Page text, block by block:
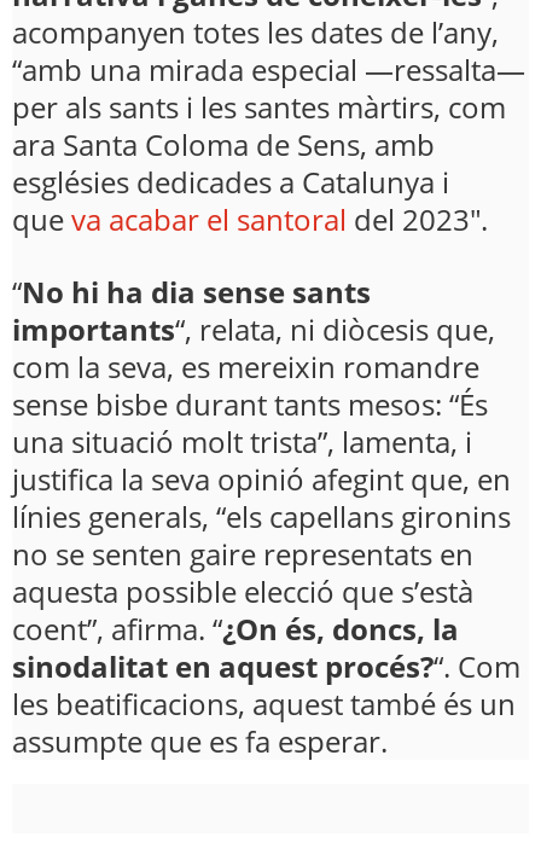
acompanyen totes les dates de l’any,
“amb una mirada especial —ressalta—
per als sants i les santes màrtirs, com
ara Santa Coloma de Sens, amb
esglésies dedicades a Catalunya i
queva acabar el santoral del 2023″.
“No hi ha dia sense sants
importants“, relata, ni diòcesis que,
com la seva, es mereixin romandre
sense bisbe durant tants mesos: “És
una situació molt trista”, lamenta, i
justifica la seva opinió afegint que, en
línies generals, “els capellans gironins
no se senten gaire representats en
aquesta possible elecció que s’està
coent”, afirma. “¿On és, doncs, la
sinodalitat en aquest procés?“. Com
les beatificacions, aquest també és un
assumpte que es fa esperar.